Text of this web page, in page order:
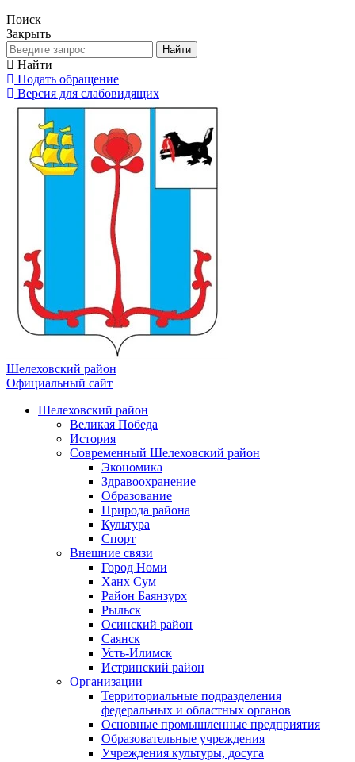
Поиск
Закрыть
Найти
Найти
Подать обращение
Версия для слабовидящих
Шелеховский район
Официальный сайт
Шелеховский район
Великая Победа
История
Современный Шелеховский район
Экономика
Здравоохранение
Образование
Природа района
Культура
Спорт
Внешние связи
Город Номи
Ханх Сум
Район Баянзурх
Рыльск
Осинский район
Саянск
Усть-Илимск
Истринский район
Организации
Территориальные подразделения
федеральных и областных органов
Основные промышленные предприятия
Образовательные учреждения
Учреждения культуры, досуга